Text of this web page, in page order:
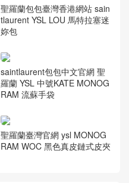
聖羅蘭包包臺灣香港網站 sain
tlaurent YSL LOU 馬特拉塞迷
妳包
saintlaurent包包中文官網 聖
羅蘭 YSL 中號KATE MONOG
RAM 流蘇手袋
聖羅蘭臺灣官網 ysl MONOG
RAM WOC 黑色真皮鏈式皮夾